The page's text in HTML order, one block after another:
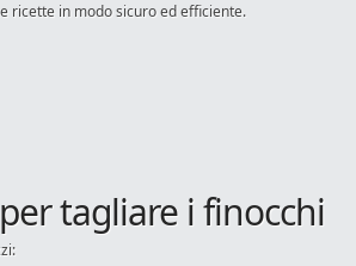
ricette in modo sicuro ed efficiente.
tagliare i finocchi